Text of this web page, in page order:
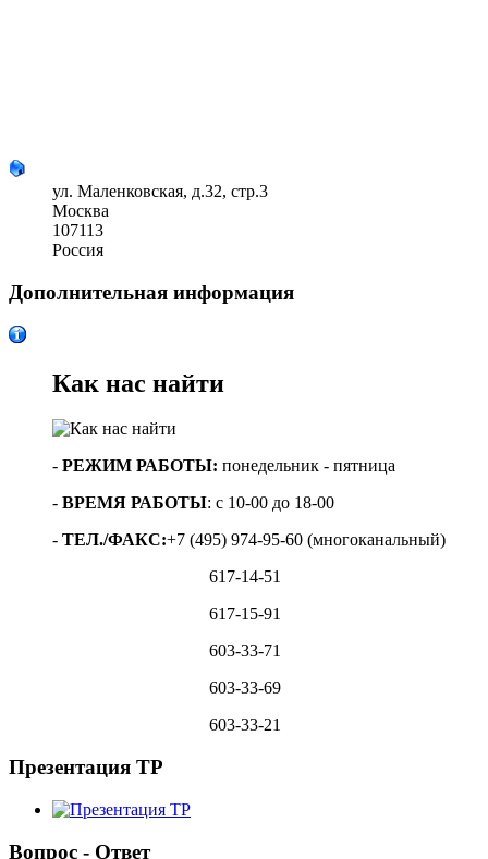
ул. Маленковская, д.32, стр.3
Москва
107113
Россия
Дополнительная информация
Как нас найти
- РЕЖИМ РАБОТЫ: понедельник - пятница
- ВРЕМЯ РАБОТЫ: с 10-00 до 18-00
- ТЕЛ./ФАКС:+7 (495) 974-95-60 (многоканальный)
617-14-51
617-15-91
603-33-71
603-33-69
603-33-21
Презентация ТР
Вопрос - Ответ